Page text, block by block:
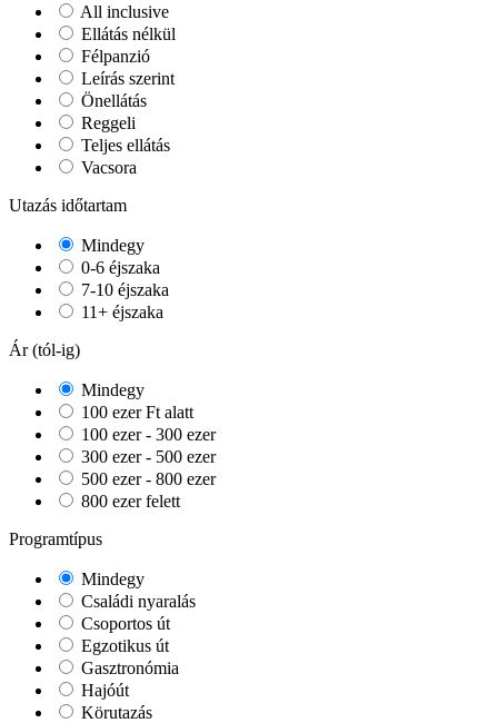
All inclusive
Ellátás nélkül
Félpanzió
Leírás szerint
Önellátás
Reggeli
Teljes ellátás
Vacsora
Utazás időtartam
Mindegy
0-6 éjszaka
7-10 éjszaka
11+ éjszaka
Ár (tól-ig)
Mindegy
100 ezer Ft alatt
100 ezer - 300 ezer
300 ezer - 500 ezer
500 ezer - 800 ezer
800 ezer felett
Programtípus
Mindegy
Családi nyaralás
Csoportos út
Egzotikus út
Gasztronómia
Hajóút
Körutazás